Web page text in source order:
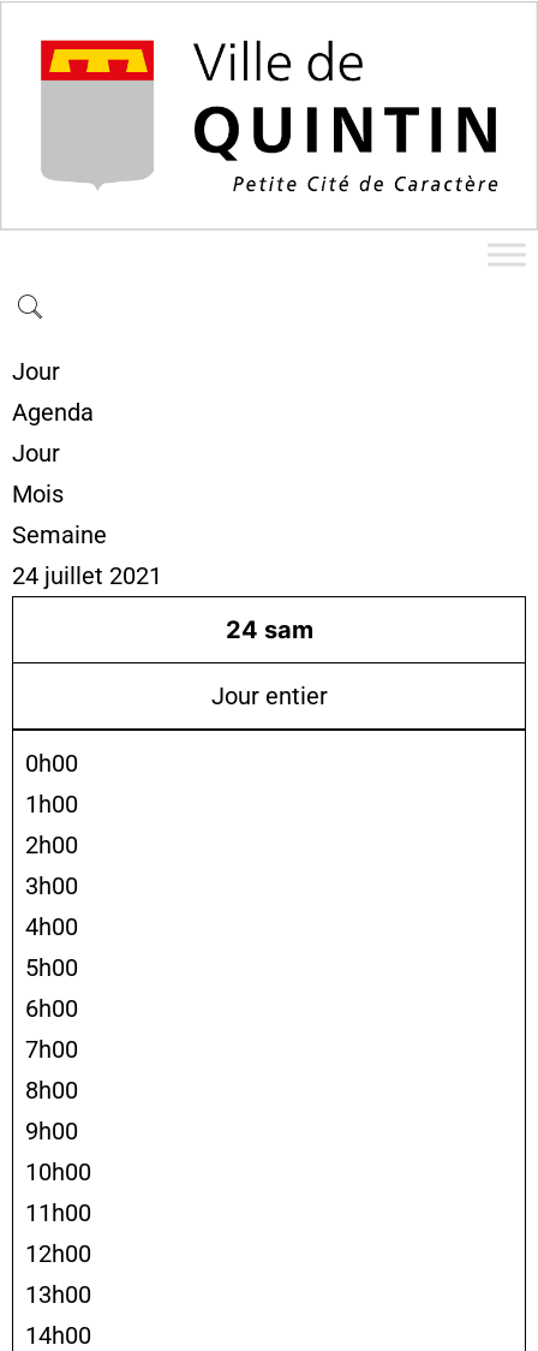
Jour
Agenda
Jour
Mois
Semaine
24 juillet 2021
24 sam
Jour entier
0h00
1h00
2h00
3h00
4h00
5h00
6h00
7h00
8h00
9h00
10h00
11h00
12h00
13h00
14h00